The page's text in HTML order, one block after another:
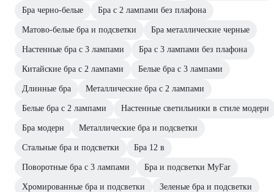
Бра черно-белые Бра с 2 лампами без плафона
Матово-белые бра и подсветки Бра металлические черные
Настенные бра с 3 лампами Бра с 3 лампами без плафона
Китайские бра с 2 лампами Белые бра с 3 лампами
Длинные бра Металлические бра с 2 лампами
Белые бра с 2 лампами Настенные светильники в стиле модерн
Бра модерн Металлические бра и подсветки
Стальные бра и подсветки Бра 12 в
Поворотные бра с 3 лампами Бра и подсветки MyFar
Хромированные бра и подсветки Зеленые бра и подсветки